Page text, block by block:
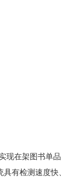
现在架图书单
有检测速度快